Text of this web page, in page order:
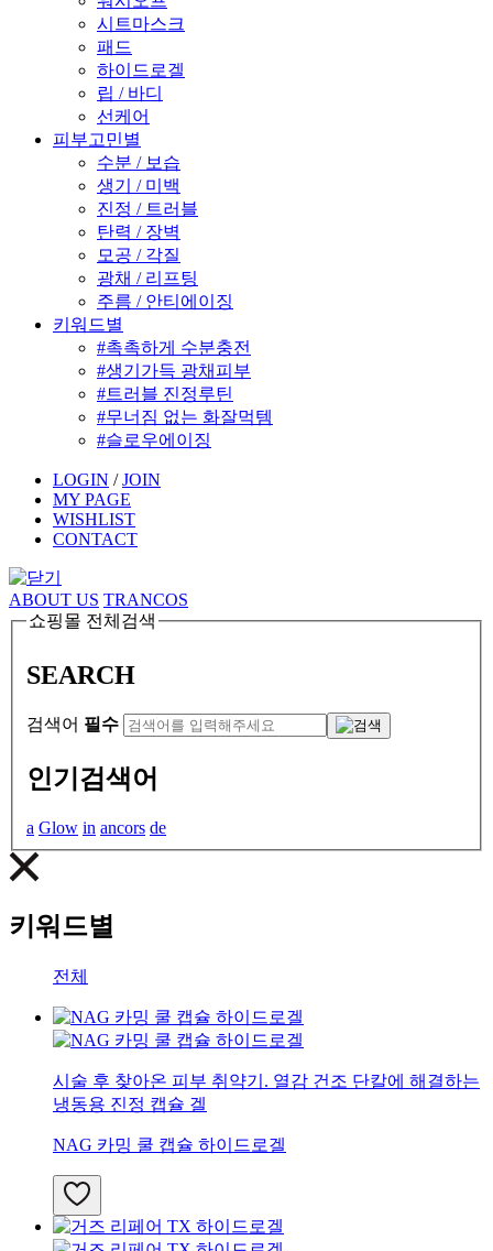
시트마스크
패드
하이드로겔
립 / 바디
선케어
피부고민별
수분 / 보습
생기 / 미백
진정 / 트러블
탄력 / 장벽
모공 / 각질
광채 / 리프팅
주름 / 안티에이징
키워드별
#촉촉하게 수분충전
#생기가득 광채피부
#트러블 진정루틴
#무너짐 없는 화잘먹템
#슬로우에이징
LOGIN /JOIN
MY PAGE
WISHLIST
CONTACT
ABOUT US TRANCOS
SEARCH
쇼핑몰 전체검색
검색어 필수
인기검색어
a Glow in ancors de
키워드별
전체
시술 후 찾아온 피부 취약기. 열감 건조 단칼에 해결하는
냉동용 진정 캡슐 겔
NAG 카밍 쿨 캡슐 하이드로겔